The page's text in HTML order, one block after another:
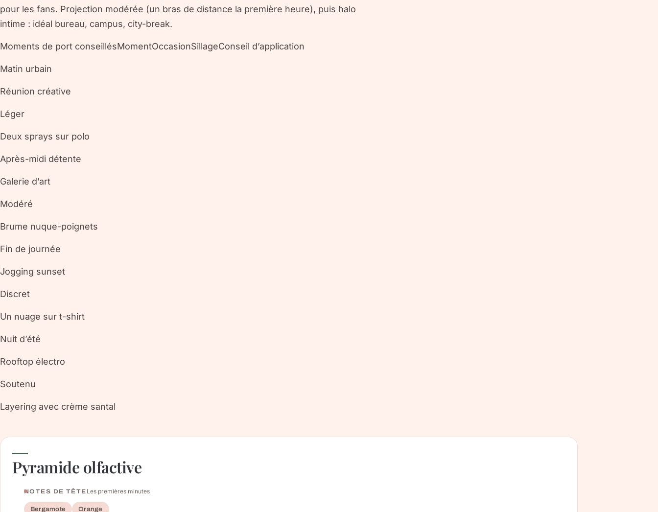
pour les fans. Projection modérée (un bras de distance la première heure), puis halo
intime : idéal bureau, campus, city-break.
Moments de port conseillésMomentOccasionSillageConseil d’application
Matin urbain
Réunion créative
Léger
Deux sprays sur polo
Après-midi détente
Galerie d’art
Modéré
Brume nuque-poignets
Fin de journée
Jogging sunset
Discret
Un nuage sur t-shirt
Nuit d’été
Rooftop électro
Soutenu
Layering avec crème santal
Pyramide olfactive
NOTES DE TÊTE Les premières minutes
Bergamote Orange